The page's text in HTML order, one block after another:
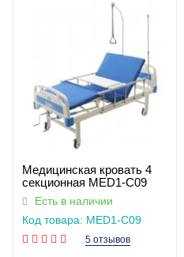
Медицинская кровать 4
секционная MED1-C09
для больницы, клиники,
дома. Функциональная
кровать для инвалидов
(видеообзор)
Есть в наличии
Код товара: MED1-C09
5 отзывов